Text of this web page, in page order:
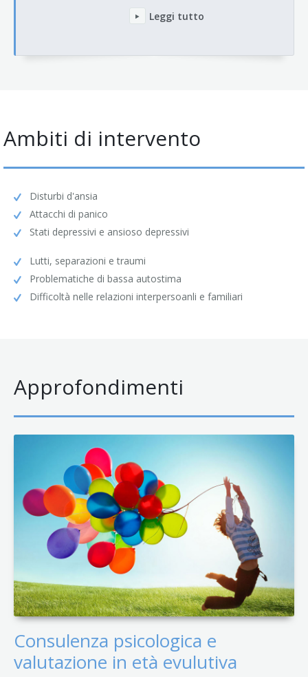
Leggi tutto
Ambiti di intervento
Disturbi d'ansia
Attacchi di panico
Stati depressivi e ansioso depressivi
Lutti, separazioni e traumi
Problematiche di bassa autostima
Difficoltà nelle relazioni interpersoanli e familiari
Approfondimenti
Consulenza psicologica e
valutazione in età evulutiva